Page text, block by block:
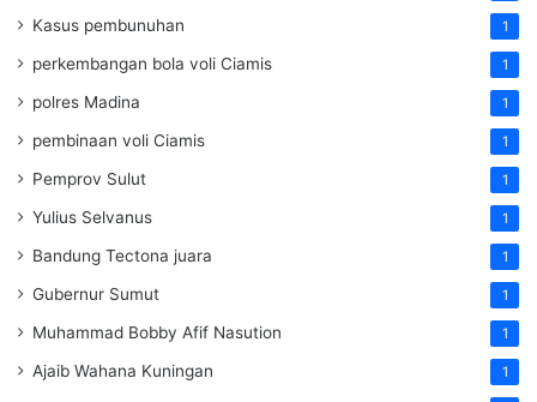
Kasus pembunuhan 1
perkembangan bola voli Ciamis 1
polres Madina 1
pembinaan voli Ciamis 1
Pemprov Sulut 1
Yulius Selvanus 1
Bandung Tectona juara 1
Gubernur Sumut 1
Muhammad Bobby Afif Nasution 1
Ajaib Wahana Kuningan 1